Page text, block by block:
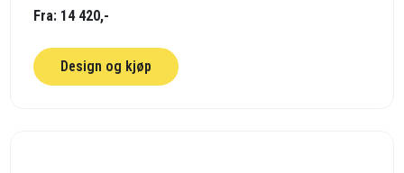
Fra: 14 420,-
Design og kjøp